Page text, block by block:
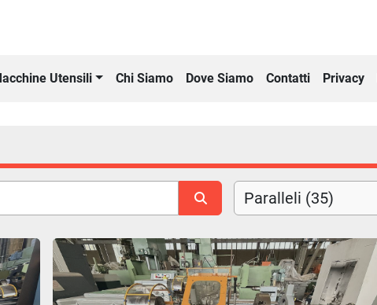
Macchine Utensili Chi Siamo Dove Siamo Contatti Privacy
Paralleli (35)